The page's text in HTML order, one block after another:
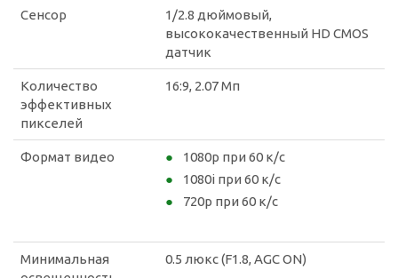
Сенсор
1/2.8 дюймовый,
высококачественный HD CMOS
датчик
Количество
эффективных
пикселей
16:9, 2.07 Мп
Формат видео
1080p при 60 к/с
1080i при 60 к/с
720p при 60 к/с
Минимальная
0.5 люкс (F1.8, AGC ON)